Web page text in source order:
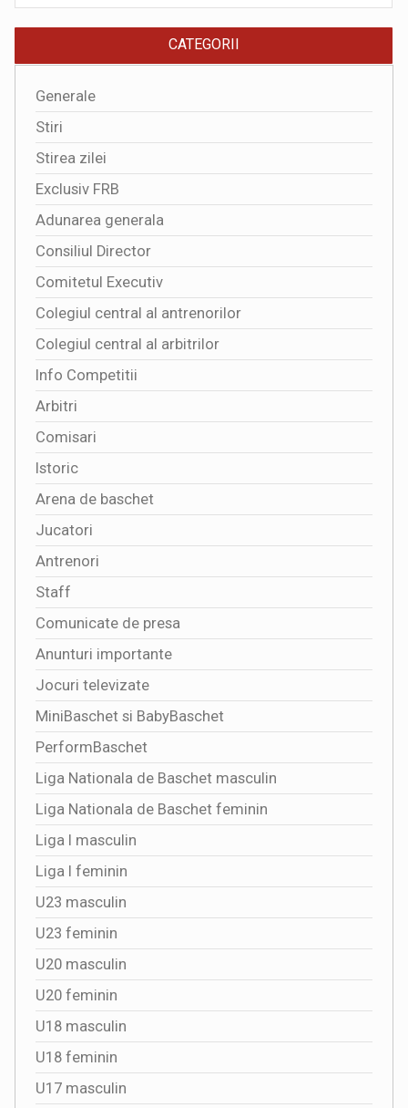
CATEGORII
Generale
Stiri
Stirea zilei
Exclusiv FRB
Adunarea generala
Consiliul Director
Comitetul Executiv
Colegiul central al antrenorilor
Colegiul central al arbitrilor
Info Competitii
Arbitri
Comisari
Istoric
Arena de baschet
Jucatori
Antrenori
Staff
Comunicate de presa
Anunturi importante
Jocuri televizate
MiniBaschet si BabyBaschet
PerformBaschet
Liga Nationala de Baschet masculin
Liga Nationala de Baschet feminin
Liga I masculin
Liga I feminin
U23 masculin
U23 feminin
U20 masculin
U20 feminin
U18 masculin
U18 feminin
U17 masculin